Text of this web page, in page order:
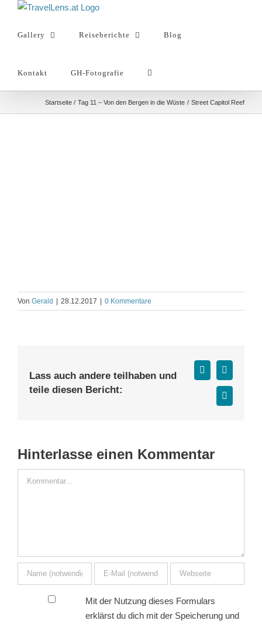
springenGallery Reiseberichte Blog
Kontakt GH-Fotografie
Startseite Tag 11 – Von den Bergen in die Wüste Street Capitol Reef
Von Gerald | 28.12.2017 | 0 Kommentare
Lass auch andere teilhaben und
teile diesen Bericht:
Facebook
X
E-
Mail
Hinterlasse einen Kommentar
Kommentar
Mit der Nutzung dieses Formulars
erklärst du dich mit der Speicherung und